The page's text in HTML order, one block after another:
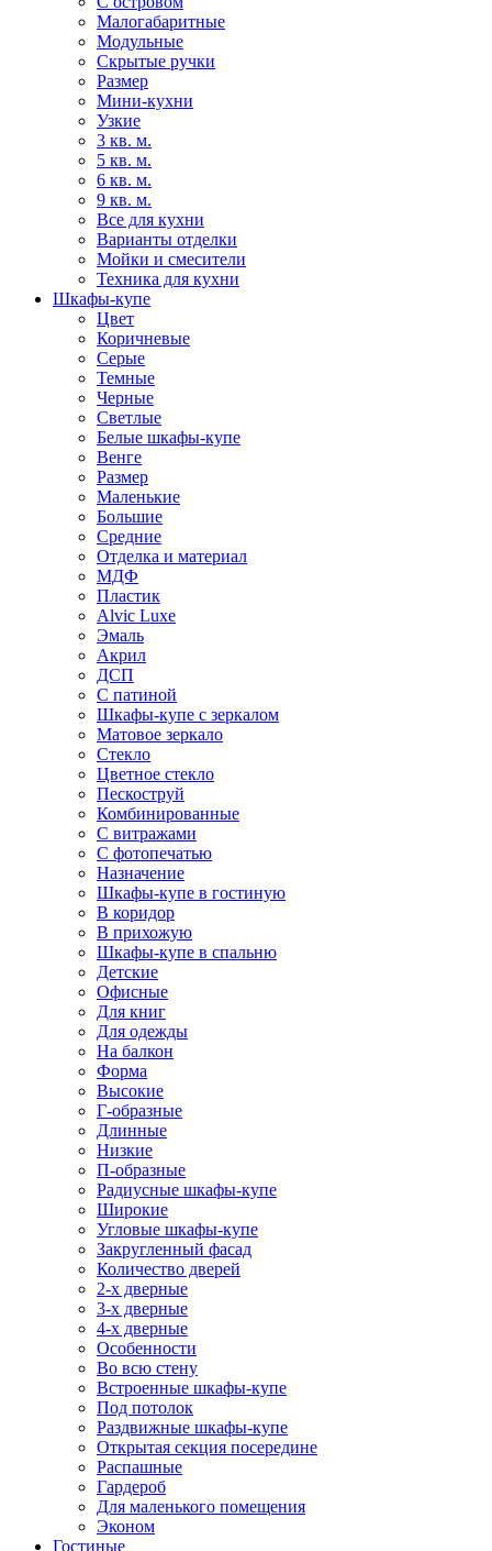
Малогабаритные
Модульные
Скрытые ручки
Размер
Мини-кухни
Узкие
3 кв. м.
5 кв. м.
6 кв. м.
9 кв. м.
Все для кухни
Варианты отделки
Мойки и смесители
Техника для кухни
Шкафы-купе
Цвет
Коричневые
Серые
Темные
Черные
Светлые
Белые шкафы-купе
Венге
Размер
Маленькие
Большие
Средние
Отделка и материал
МДФ
Пластик
Alvic Luxe
Эмаль
Акрил
ДСП
С патиной
Шкафы-купе с зеркалом
Матовое зеркало
Стекло
Цветное стекло
Пескоструй
Комбинированные
С витражами
С фотопечатью
Назначение
Шкафы-купе в гостиную
В коридор
В прихожую
Шкафы-купе в спальню
Детские
Офисные
Для книг
Для одежды
На балкон
Форма
Высокие
Г-образные
Длинные
Низкие
П-образные
Радиусные шкафы-купе
Широкие
Угловые шкафы-купе
Закругленный фасад
Количество дверей
2-х дверные
3-х дверные
4-х дверные
Особенности
Во всю стену
Встроенные шкафы-купе
Под потолок
Раздвижные шкафы-купе
Открытая секция посередине
Распашные
Гардероб
Для маленького помещения
Эконом
Гостиные